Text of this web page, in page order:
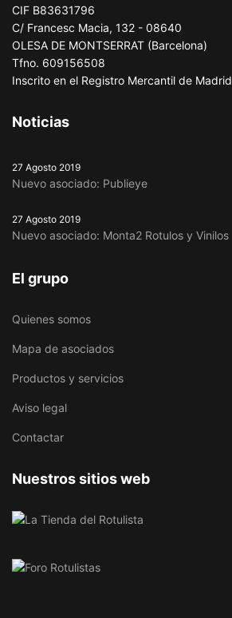
CIF B83631796
C/ Francesc Macia, 132 - 08640
OLESA DE MONTSERRAT (Barcelona)
Tfno. 609156508
Inscrito en el Registro Mercantil de Madrid
Noticias
27 Agosto 2019
Nuevo asociado: Publieye
27 Agosto 2019
Nuevo asociado: Monta2 Rotulos y Vinilos
El grupo
Quienes somos
Mapa de asociados
Productos y servicios
Aviso legal
Contactar
Nuestros sitios web